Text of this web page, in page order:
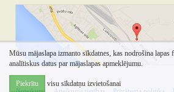
Mūsu mājaslapa izmanto sīkdatnes, kas nodrošina lapas
analītiskus datus par mājaslapas apmeklējumu.
Piekrītu visu sīkdatņu izvietošanai